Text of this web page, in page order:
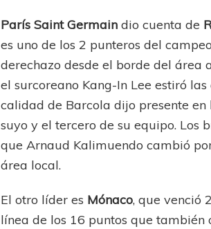
París Saint Germain dio cuenta de
es uno de los 2 punteros del
derechazo desde el borde del
el surcoreano Kang-In Lee estiró
calidad de Barcola dijo presente
suyo y el tercero de su equipo. Los
que Arnaud Kalimuendo cambió
área local.
El otro líder es Mónaco, que venció
línea de los 16 puntos que también